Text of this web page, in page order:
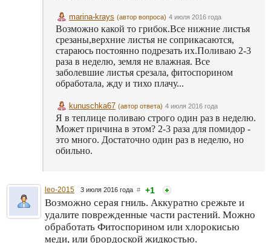
marina-krays (автор вопроса) 4 июля 2016 года
Возможно какой то грибок.Все нижние листья
срезаны,верхние листья не соприкасаются,
стараюсь постоянно подрезать их.Поливаю 2-3
раза в неделю, земля не влажная. Все
заболевшие листья срезала, фитоспорином
обработала, жду и тихо плачу...
kunuschka67 (автор ответа) 4 июля 2016 года
Я в теплице поливаю строго один раз в неделю.
Может причина в этом? 2-3 раза для помидор -
это много. Достаточно один раз в неделю, но
обильно.
leo-2015 3 июля 2016 года # +1
Возможно серая гниль. Аккуратно срежьте и
удалите поврежденные части растений. Можно
обработать Фитоспорином или хлорокисью
меди, или брордоской жидкостью.